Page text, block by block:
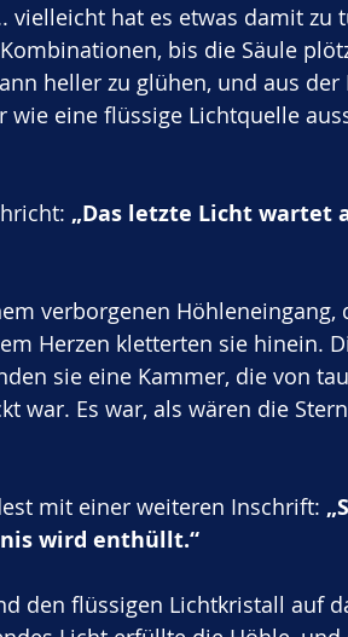
hat es etwas damit zu
bis die Säule
heller zu glühen, und aus der
wie eine flüssige Lichtquelle
„Das letzte Licht wartet
verborgenen Höhleneingang,
Herzen kletterten sie hinein.
sie eine Kammer, die von
war. Es war, als wären die
mit einer weiteren Inschrift:
wird enthüllt.“
den flüssigen Lichtkristall auf